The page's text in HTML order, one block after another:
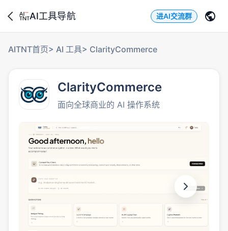
AI工具导航 进AI交流群
AITNT首页> AI 工具> ClarityCommerce
ClarityCommerce
面向全球商业的 AI 操作系统